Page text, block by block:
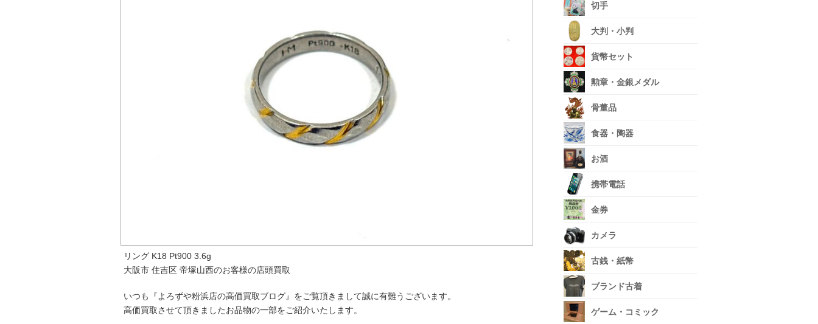
リング K18 Pt900 3.6g
大阪市 住吉区 帝塚山西のお客様の店頭買取
いつも『よろずや粉浜店の高価買取ブログ』をご覧頂きまして誠に有難うございます。
高価買取させて頂きましたお品物の一部をご紹介いたします。
切手
大判・小判
貨幣セット
勲章・金銀メダル
骨董品
食器・陶器
お酒
携帯電話
金券
カメラ
古銭・紙幣
ブランド古着
ゲーム・コミック